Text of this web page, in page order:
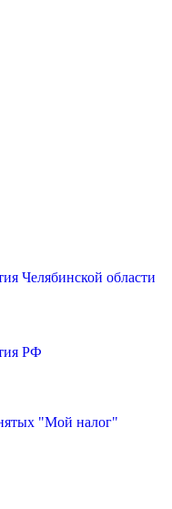
Челябинской области
РФ
"Мой налог"